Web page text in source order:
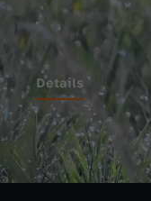
Details